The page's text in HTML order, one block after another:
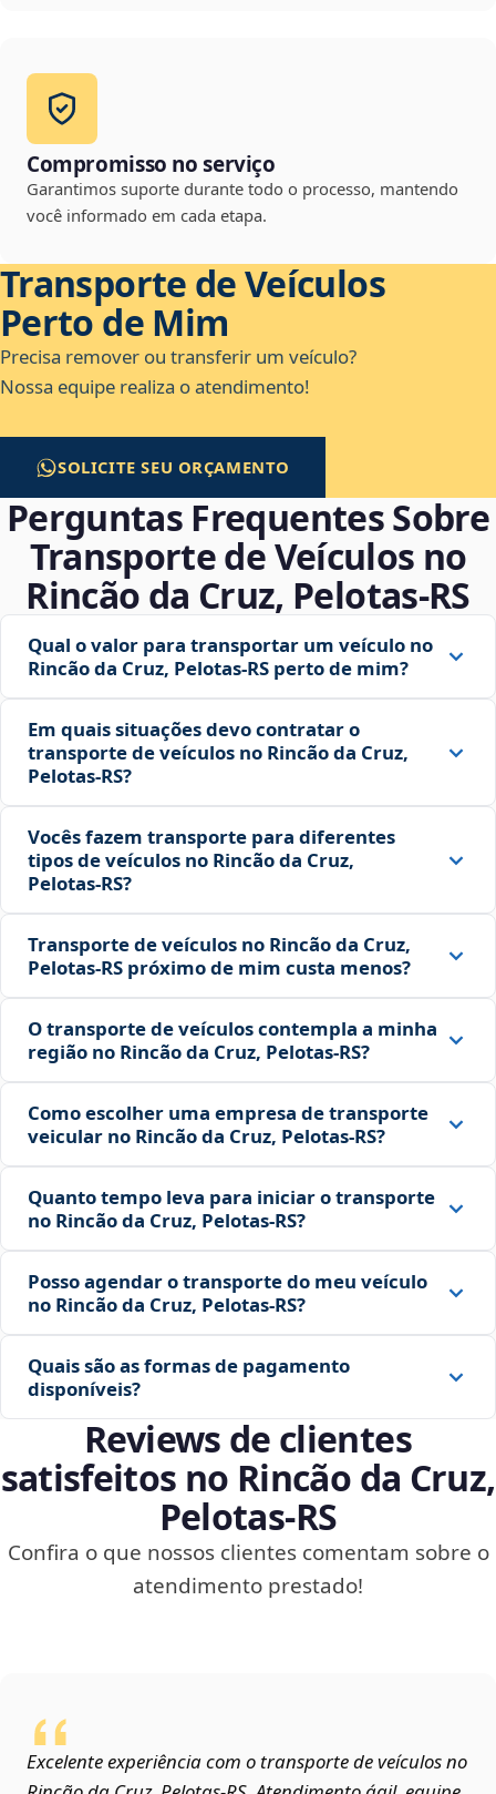
Compromisso no serviço
Garantimos suporte durante todo o processo, mantendo
você informado em cada etapa.
Transporte de Veículos
Perto de Mim
Precisa remover ou transferir um veículo?
Nossa equipe realiza o atendimento!
SOLICITE SEU ORÇAMENTO
Perguntas Frequentes Sobre
Transporte de Veículos no
Rincão da Cruz, Pelotas‑RS
Qual o valor para transportar um veículo no
Rincão da Cruz, Pelotas‑RS perto de mim?
Em quais situações devo contratar o
transporte de veículos no Rincão da Cruz,
Pelotas‑RS?
Vocês fazem transporte para diferentes
tipos de veículos no Rincão da Cruz,
Pelotas‑RS?
Transporte de veículos no Rincão da Cruz,
Pelotas‑RS próximo de mim custa menos?
O transporte de veículos contempla a minha
região no Rincão da Cruz, Pelotas‑RS?
Como escolher uma empresa de transporte
veicular no Rincão da Cruz, Pelotas‑RS?
Quanto tempo leva para iniciar o transporte
no Rincão da Cruz, Pelotas‑RS?
Posso agendar o transporte do meu veículo
no Rincão da Cruz, Pelotas‑RS?
Quais são as formas de pagamento
disponíveis?
Reviews de clientes
satisfeitos no Rincão da Cruz,
Pelotas‑RS
Confira o que nossos clientes comentam sobre o
atendimento prestado!
Excelente experiência com o transporte de veículos no